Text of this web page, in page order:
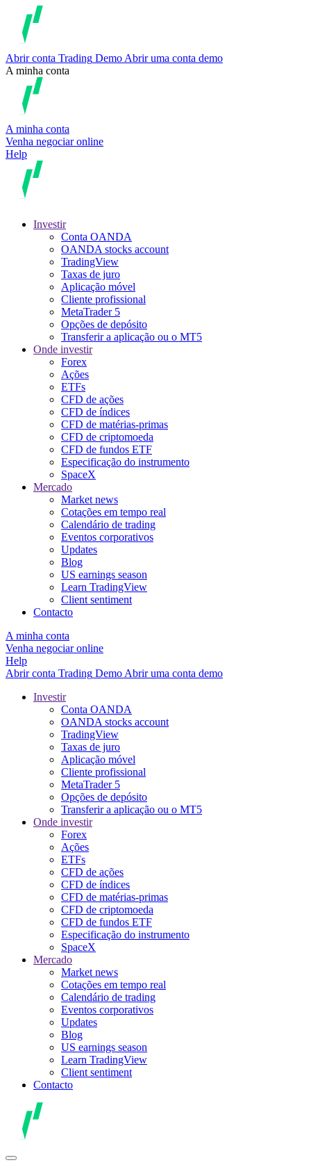
Abrir conta Trading Demo Abrir uma conta demo
A minha conta
A minha conta
Venha negociar online
Help
Investir
Conta OANDA
OANDA stocks account
TradingView
Taxas de juro
Aplicação móvel
Cliente profissional
MetaTrader 5
Opções de depósito
Transferir a aplicação ou o MT5
Onde investir
Forex
Ações
ETFs
CFD de ações
CFD de índices
CFD de matérias-primas
CFD de criptomoeda
CFD de fundos ETF
Especificação do instrumento
SpaceX
Mercado
Market news
Cotações em tempo real
Calendário de trading
Eventos corporativos
Updates
Blog
US earnings season
Learn TradingView
Client sentiment
Contacto
A minha conta
Venha negociar online
Help
Abrir conta Trading Demo Abrir uma conta demo
Investir
Conta OANDA
OANDA stocks account
TradingView
Taxas de juro
Aplicação móvel
Cliente profissional
MetaTrader 5
Opções de depósito
Transferir a aplicação ou o MT5
Onde investir
Forex
Ações
ETFs
CFD de ações
CFD de índices
CFD de matérias-primas
CFD de criptomoeda
CFD de fundos ETF
Especificação do instrumento
SpaceX
Mercado
Market news
Cotações em tempo real
Calendário de trading
Eventos corporativos
Updates
Blog
US earnings season
Learn TradingView
Client sentiment
Contacto